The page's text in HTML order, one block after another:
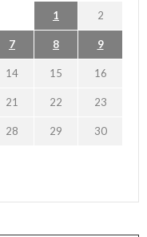
1 2
7 8 9
14 15 16
21 22 23
28 29 30